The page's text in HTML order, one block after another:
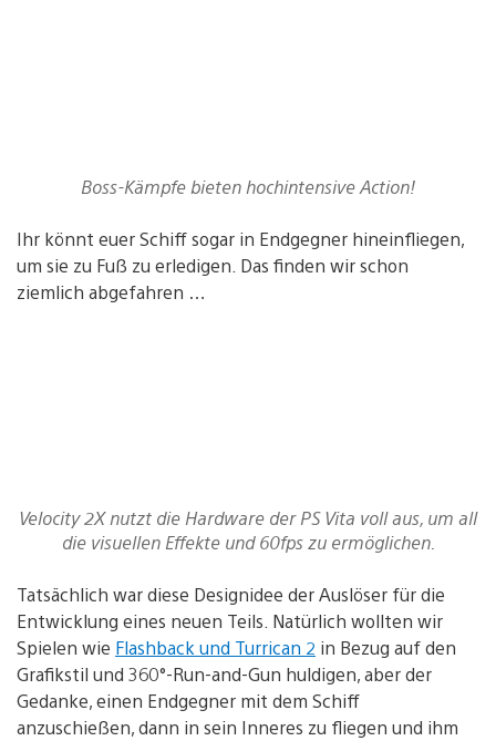
Boss-Kämpfe bieten hochintensive Action!
Ihr könnt euer Schiff sogar in Endgegner hineinfliegen,
um sie zu Fuß zu erledigen. Das finden wir schon
ziemlich abgefahren …
Velocity 2X nutzt die Hardware der PS Vita voll aus, um all
die visuellen Effekte und 60fps zu ermöglichen.
Tatsächlich war diese Designidee der Auslöser für die
Entwicklung eines neuen Teils. Natürlich wollten wir
Spielen wie Flashback und Turrican 2 in Bezug auf den
Grafikstil und 360°-Run-and-Gun huldigen, aber der
Gedanke, einen Endgegner mit dem Schiff
anzuschießen, dann in sein Inneres zu fliegen und ihm